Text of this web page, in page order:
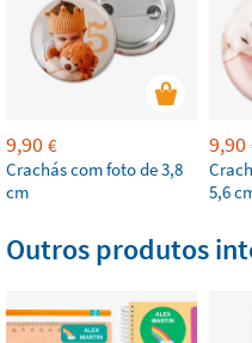
9,90 €
Crachás com foto de 3,8
cm
9,90
5,6
Outros produtos